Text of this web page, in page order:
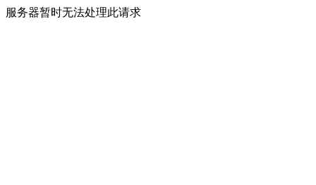
服务器暂时无法处理此请求